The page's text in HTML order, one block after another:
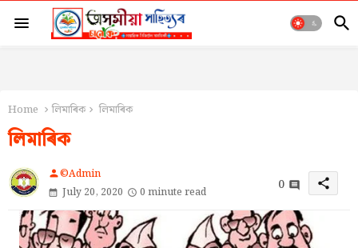
Home লিমাৰিক লিমাৰিক
লিমাৰিক
person©Admin
July 20, 2020
0 minute read 0 share